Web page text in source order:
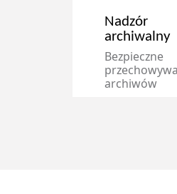
Nadzór
archiwalny
Bezpieczne
archiwów